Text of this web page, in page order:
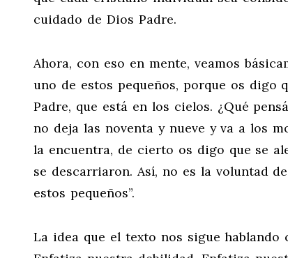
cuidado de Dios Padre.
Ahora, con eso en mente, veamos
uno de estos pequeños, porque os digo
Padre, que está en los cielos. ¿Qué
no deja las noventa y nueve y va a los
la encuentra, de cierto os digo que se
se descarriaron. Así, no es la voluntad
estos pequeños”.
La idea que el texto nos sigue hablando